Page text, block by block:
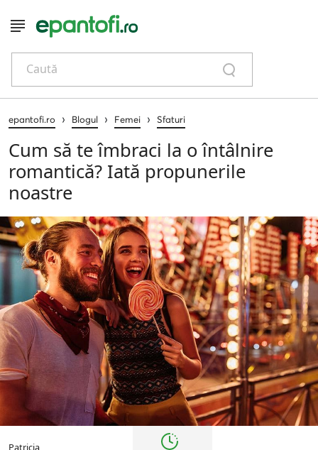
Caută
epantofi.ro › Blogul › Femei › Sfaturi
Cum să te îmbraci la o întâlnire
romantică? Iată propunerile
noastre
Femei Sfaturi
Patricia